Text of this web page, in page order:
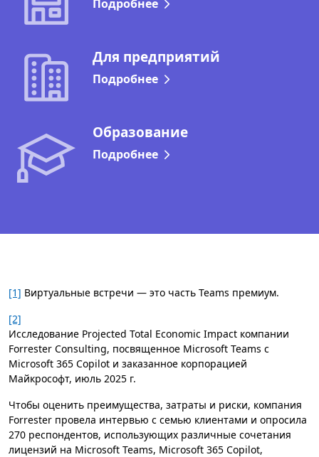
Подробнее
Для предприятий
Подробнее
Образование
Подробнее
[1] Виртуальные встречи — это часть Teams премиум.
[2]
Исследование Projected Total Economic Impact компании
Forrester Consulting, посвященное Microsoft Teams c
Microsoft 365 Copilot и заказанное корпорацией
Майкрософт, июль 2025 г.
Чтобы оценить преимущества, затраты и риски, компания
Forrester провела интервью с семью клиентами и опросила
270 респондентов, использующих различные сочетания
лицензий на Microsoft Teams, Microsoft 365 Copilot,